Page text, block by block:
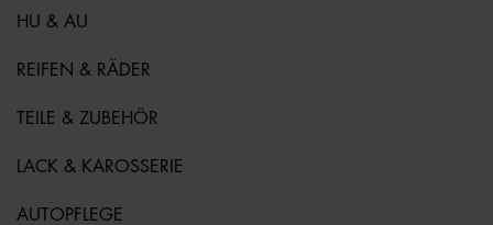
HU & AU
REIFEN & RÄDER
TEILE & ZUBEHÖR
LACK & KAROSSERIE
AUTOPFLEGE